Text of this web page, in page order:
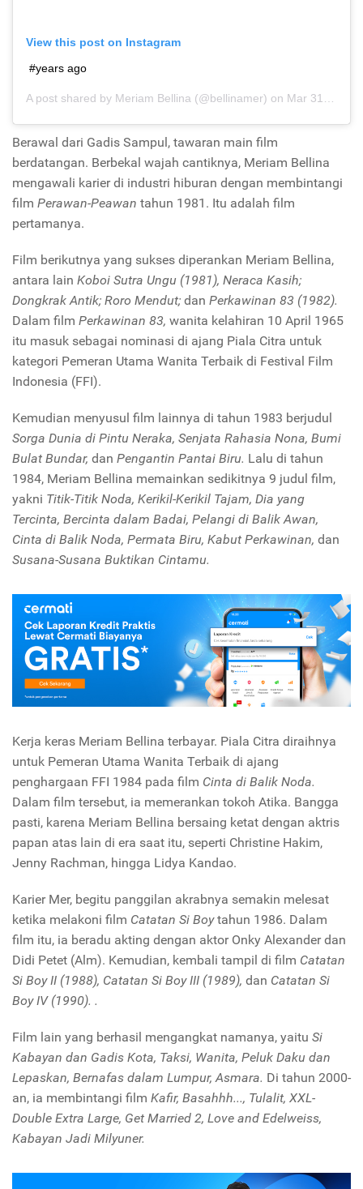
View this post on Instagram
#years ago
A post shared by Meriam Bellina (@bellinamer) on Mar 31, 2015 at 7:52pm PDT
Berawal dari Gadis Sampul, tawaran main film
berdatangan. Berbekal wajah cantiknya, Meriam Bellina
mengawali karier di industri hiburan dengan membintangi
film Perawan-Peawan tahun 1981. Itu adalah film
pertamanya.
Film berikutnya yang sukses diperankan Meriam Bellina,
antara lain Koboi Sutra Ungu (1981), Neraca Kasih;
Dongkrak Antik; Roro Mendut; dan Perkawinan 83 (1982).
Dalam film Perkawinan 83, wanita kelahiran 10 April 1965
itu masuk sebagai nominasi di ajang Piala Citra untuk
kategori Pemeran Utama Wanita Terbaik di Festival Film
Indonesia (FFI).
Kemudian menyusul film lainnya di tahun 1983 berjudul
Sorga Dunia di Pintu Neraka, Senjata Rahasia Nona, Bumi
Bulat Bundar, dan Pengantin Pantai Biru. Lalu di tahun
1984, Meriam Bellina memainkan sedikitnya 9 judul film,
yakni Titik-Titik Noda, Kerikil-Kerikil Tajam, Dia yang
Tercinta, Bercinta dalam Badai, Pelangi di Balik Awan,
Cinta di Balik Noda, Permata Biru, Kabut Perkawinan, dan
Susana-Susana Buktikan Cintamu.
Kerja keras Meriam Bellina terbayar. Piala Citra diraihnya
untuk Pemeran Utama Wanita Terbaik di ajang
penghargaan FFI 1984 pada film Cinta di Balik Noda.
Dalam film tersebut, ia memerankan tokoh Atika. Bangga
pasti, karena Meriam Bellina bersaing ketat dengan aktris
papan atas lain di era saat itu, seperti Christine Hakim,
Jenny Rachman, hingga Lidya Kandao.
Karier Mer, begitu panggilan akrabnya semakin melesat
ketika melakoni film Catatan Si Boytahun 1986. Dalam
film itu, ia beradu akting dengan aktor Onky Alexander dan
Didi Petet (Alm). Kemudian, kembali tampil di film Catatan
Si Boy II (1988), Catatan Si Boy III (1989), dan Catatan Si
Boy IV (1990). .
Film lain yang berhasil mengangkat namanya, yaitu Si
Kabayan dan Gadis Kota, Taksi, Wanita, Peluk Daku dan
Lepaskan, Bernafas dalam Lumpur, Asmara. Di tahun 2000-
an, ia membintangi film Kafir, Basahhh..., Tulalit, XXL-
Double Extra Large, Get Married 2, Love and Edelweiss,
Kabayan Jadi Milyuner.